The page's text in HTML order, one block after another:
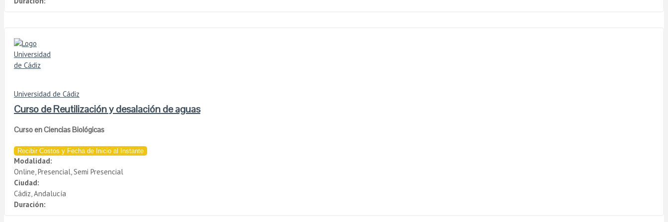
Universidad de Cádiz
Curso de Reutilización y desalación de aguas
Curso en Ciencias Biológicas
Recibir Costos y Fecha de Inicio al Instante
Modalidad:
Online, Presencial, Semi Presencial
Ciudad:
Cádiz, Andalucía
Duración: